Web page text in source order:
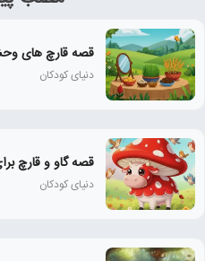
قصه قارچ های
دنیای کودکان
قصه گاو و قارچ
دنیای کودکان